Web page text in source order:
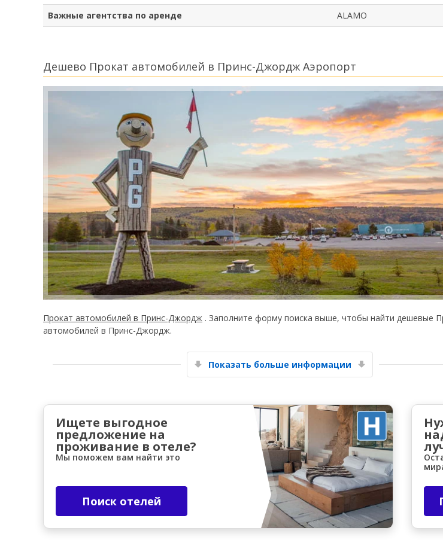
Получите доступ к
предложениям партнёров
Войти с помощью
Важные агентства по аренде
ALAMO
Дешево Прокат автомобилей в Принс-Джордж Аэропорт
Прокат автомобилей в Принс-Джордж . Заполните форму поиска выше, чтобы найти дешевые
автомобилей в Принс-Джордж.
Показать больше информации
Ищете выгодное
предложение на
проживание в отеле?
Мы поможем вам найти это
Поиск отелей